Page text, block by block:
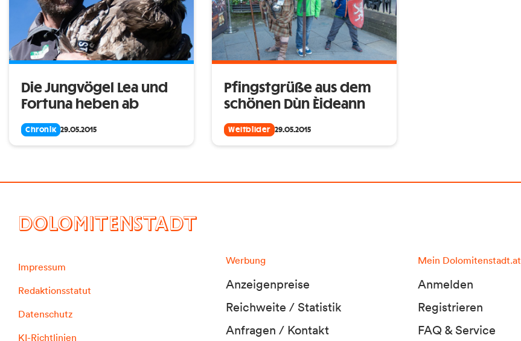
Die Jungvögel Lea und
Fortuna heben ab
Chronik 29.05.2015
Pfingstgrüße aus dem
schönen Dùn Èideann
Weltbilder 29.05.2015
DOLOMITENSTADT
Impressum
Redaktionsstatut
Datenschutz
KI-Richtlinien
Werbung
Anzeigenpreise
Reichweite / Statistik
Anfragen / Kontakt
Mein Dolomitenstadt.at
Anmelden
Registrieren
FAQ & Service